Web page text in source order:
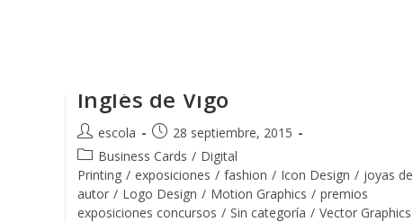
Inglés de Vigo
Autor
de
la
entrada:
escola
Publicación
de
la
entrada:
28 septiembre, 2015
Categoría
de
la
entrada:
Business Cards / Digital
Printing / exposiciones / fashion / Icon Design / joyas de
autor / Logo Design / Motion Graphics / premios
exposiciones concursos / Sin categoría / Vector Graphics